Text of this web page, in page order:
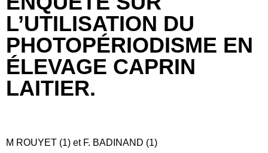
L’UTILISATION DU
PHOTOPÉRIODISME EN
ÉLEVAGE CAPRIN
LAITIER.
M ROUYET (1) et F. BADINAND (1)